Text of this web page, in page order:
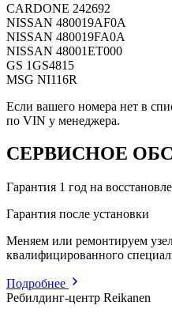
CARDONE 242692
NISSAN 480019AF0A
NISSAN 480019FA0A
NISSAN 48001ET000
GS 1GS4815
MSG NI116R
Если вашего номера нет в
по VIN у менеджера.
СЕРВИСНОЕ
Гарантия 1 год на
Гарантия после установки
Меняем или ремонтируем
квалифицированного
Подробнее
Ребилдинг-центр Reikanen